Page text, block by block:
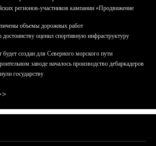
регионов-участников кампании «Продвижение
объемы дорожных работ
достоинству оценил спортивную инфраструктуру
создан для Северного морского пути
заводе началось производство дебаркадеров
государству